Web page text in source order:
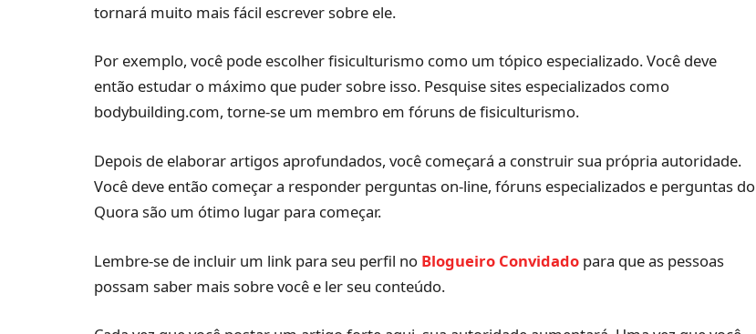
tornará muito mais fácil escrever sobre ele.
Por exemplo, você pode escolher fisiculturismo como um tópico especializado. Você deve
então estudar o máximo que puder sobre isso. Pesquise sites especializados como
bodybuilding.com, torne-se um membro em fóruns de fisiculturismo.
Depois de elaborar artigos aprofundados, você começará a construir sua própria autoridade.
Você deve então começar a responder perguntas on-line, fóruns especializados e perguntas do
Quora são um ótimo lugar para começar.
Lembre-se de incluir um link para seu perfil no Blogueiro Convidado para que as pessoas
possam saber mais sobre você e ler seu conteúdo.